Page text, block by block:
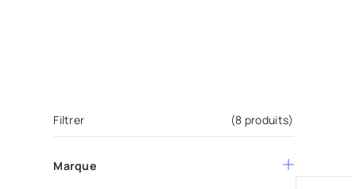
Filtrer (8 produits)
Marque